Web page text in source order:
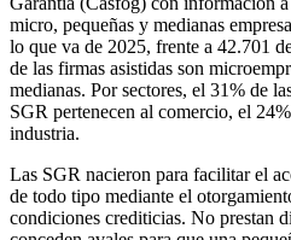
micro, pequeñas y medianas
lo que va de 2025, frente a 42.701
de las firmas asistidas son
medianas. Por sectores, el 31% de
SGR pertenecen al comercio, el
industria.
Las SGR nacieron para facilitar el
de todo tipo mediante el
condiciones crediticias. No prestan